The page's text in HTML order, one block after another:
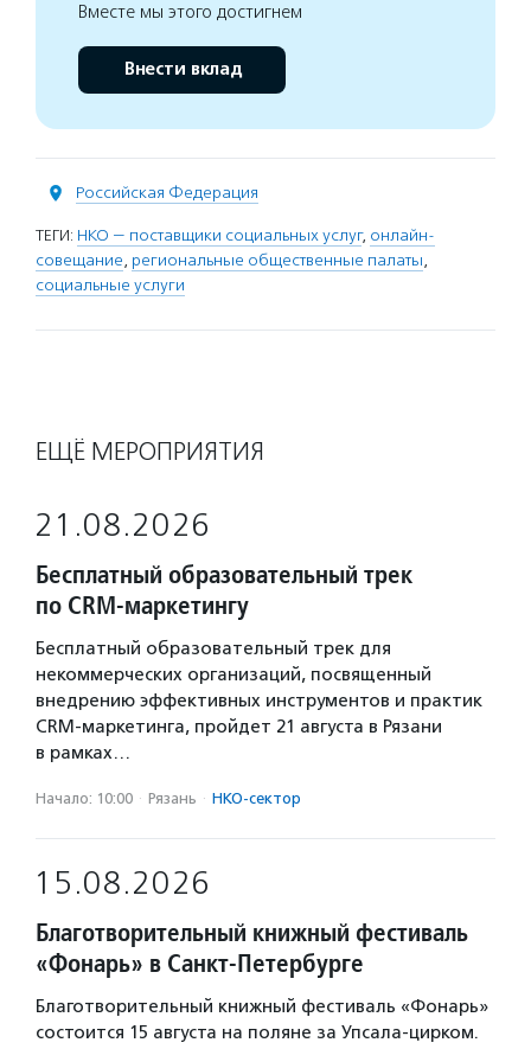
Вместе мы этого достигнем
Внести вклад
Российская Федерация
ТЕГИ: НКО — поставщики социальных услуг, онлайн-
совещание, региональные общественные палаты,
социальные услуги
ЕЩЁ МЕРОПРИЯТИЯ
21.08.2026
Бесплатный образовательный трек
по CRM-маркетингу
Бесплатный образовательный трек для
некоммерческих организаций, посвященный
внедрению эффективных инструментов и практик
CRM-маркетинга, пройдет 21 августа в Рязани
в рамках…
Начало: 10:00 · Рязань · НКО-сектор
15.08.2026
Благотворительный книжный фестиваль
«Фонарь» в Санкт-Петербурге
Благотворительный книжный фестиваль «Фонарь»
состоится 15 августа на поляне за Упсала-цирком.